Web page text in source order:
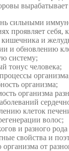
сильными
проявляет себя,
кишечника и
и обновлению
систему;
тонус человека;
организма;
организма
клеток
волос;
и разного
свойства и
от